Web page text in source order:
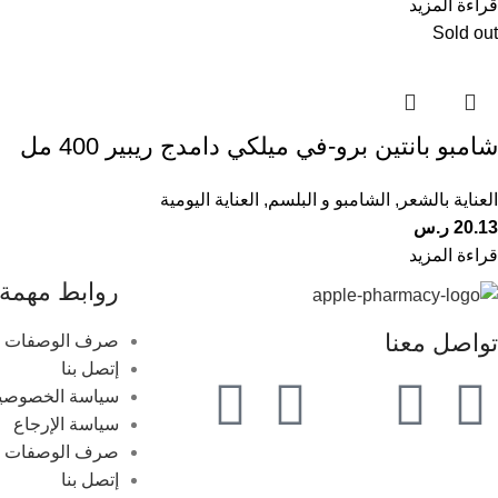
قراءة المزيد
Sold out
شامبو بانتين برو-في ميلكي دامدج ريبير 400 مل
العناية بالشعر , الشامبو و البلسم, العناية اليومية
20.13 ر.س
قراءة المزيد
تواصل معنا
روابط مهمة
صرف الوصفات
إتصل بنا
سياسة
سياسة الإرجاع
صرف الوصفات
إتصل بنا